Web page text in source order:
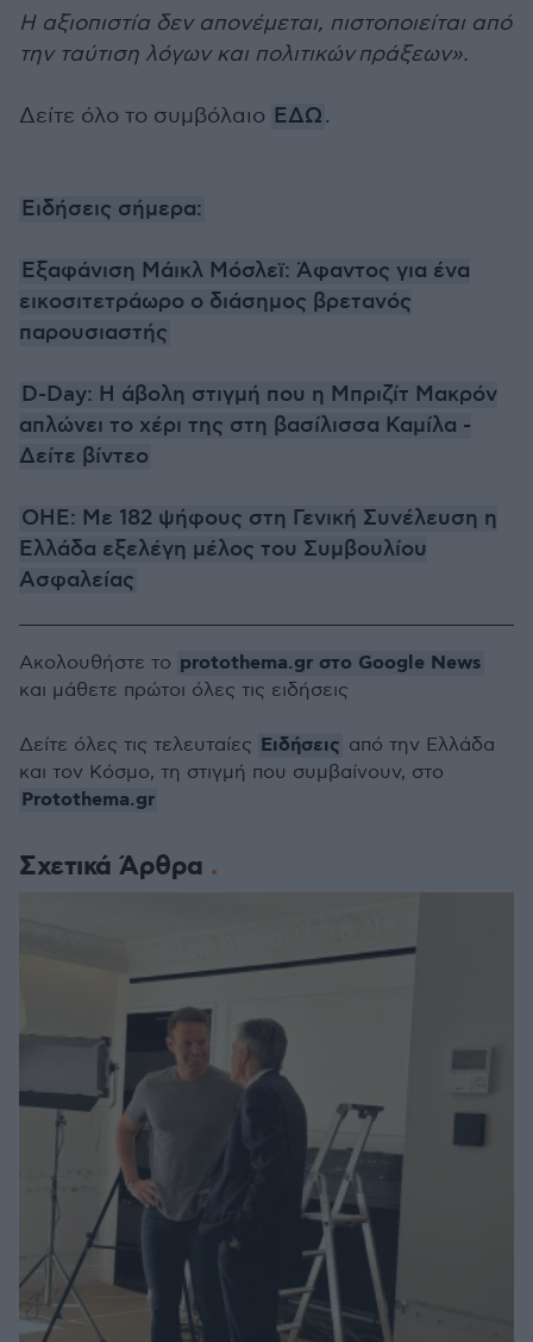
Η αξιοπιστία δεν απονέμεται, πιστοποιείται από
την ταύτιση λόγων και πολιτικών πράξεων».
Δείτε όλο το συμβόλαιο ΕΔΩ.
Ειδήσεις σήμερα:
Εξαφάνιση Μάικλ Μόσλεϊ: Άφαντος για ένα
εικοσιτετράωρο ο διάσημος βρετανός
παρουσιαστής
D-Day: Η άβολη στιγμή που η Μπριζίτ Μακρόν
απλώνει το χέρι της στη βασίλισσα Καμίλα -
Δείτε βίντεο
ΟΗΕ: Με 182 ψήφους στη Γενική Συνέλευση η
Ελλάδα εξελέγη μέλος του Συμβουλίου
Ασφαλείας
Σχετικά Άρθρα
Ακολουθήστε το protothema.gr στο Google News
και μάθετε πρώτοι όλες τις ειδήσεις
Δείτε όλες τις τελευταίες Ειδήσεις από την Ελλάδα
και τον Κόσμο, τη στιγμή που συμβαίνουν, στο
Protothema.gr